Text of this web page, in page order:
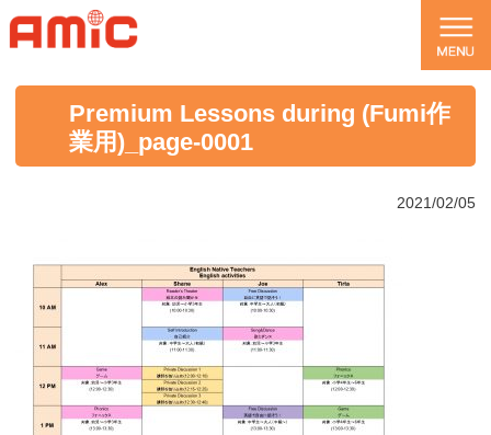
Premium Lessons during (Fumi作
業用)_page-0001
2021/02/05